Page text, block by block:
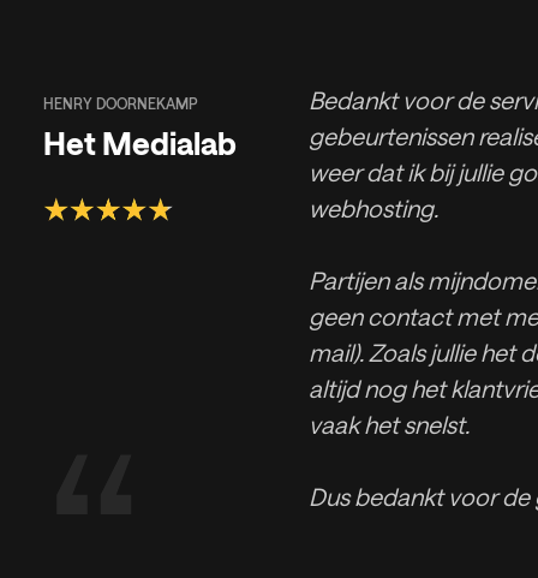
HENRY DOORNEKAMP
Het Medialab
Bedankt voor de
gebeurtenissen
weer dat ik bij jullie
webhosting.
Partijen als
geen contact met
mail). Zoals jullie het
altijd nog het
vaak het snelst.
Dus bedankt voor